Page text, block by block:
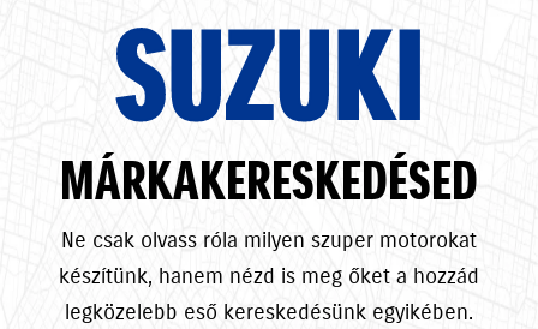
SUZUKI
MÁRKAKERESKEDÉSED
Ne csak olvass róla milyen szuper motorokat
készítünk, hanem nézd is meg őket a hozzád
legközelebb eső kereskedésünk egyikében.